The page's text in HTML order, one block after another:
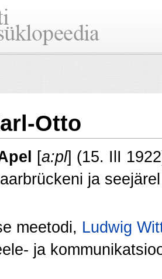
Otto
[a:pl] (15. IlI
ja
meetodi, Ludwig
ja